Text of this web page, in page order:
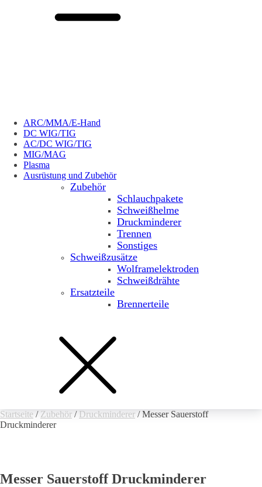
ARC/MMA/E-Hand
DC WIG/TIG
AC/DC WIG/TIG
MIG/MAG
Plasma
Ausrüstung und Zubehör
Zubehör
Schlauchpakete
Schweißhelme
Druckminderer
Trennen
Sonstiges
Schweißzusätze
Wolframelektroden
Schweißdrähte
Ersatzteile
Brennerteile
Startseite / Zubehör / Druckminderer / Messer Sauerstoff
Druckminderer
Messer Sauerstoff Druckminderer